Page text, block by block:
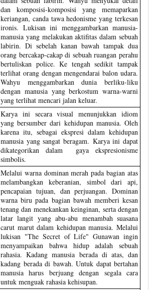
dan komposisi-komposisi yang memaparkan
keriangan, canda tawa hedonisme yang terkesan
ironis. Lukisan ini menggambarkan manusia-
manusia yang melakukan aktifitas dalam sebuah
labirin. Di sebelah kanan bawah tampak dua
orang bercakap-cakap di sebuah ruangan perahu
bertuliskan police. Ke tengah sedikit tampak
terlihat orang dengan mengendarai balon udara.
Wahyu menggambarkan dunia berliku-liku
dengan manusia yang berkostum warna-warni
yang terlihat mencari jalan keluar.
Karya ini secara visual menunjukkan idiom
yang bersumber dari kehidupan manusia. Oleh
karena itu, sebagai ekspresi dalam kehidupan
manusia yang sangat beragam. Karya ini dapat
dikategorikan dalam gaya ekspresionisme
simbolis.
Melalui warna dominan merah pada bagian atas
melambangkan keberanian, simbol dari api,
pencapaian tujuan, dan perjuangan. Dominan
warna biru pada bagian bawah memberi kesan
tenang dan menekankan keinginan, serta dengan
latar langit yang abu-abu menambah suasana
carut marut dalam kehidupan manusia. Melalui
lukisan "The Secret of Life" Gunawan ingin
menyampaikan bahwa hidup adalah sebuah
rahasia. Kadang manusia berada di atas, dan
kadang berada di bawah. Untuk dapat bertahan
manusia harus berjuang dengan segala cara
untuk menguak rahasia kehisupan.